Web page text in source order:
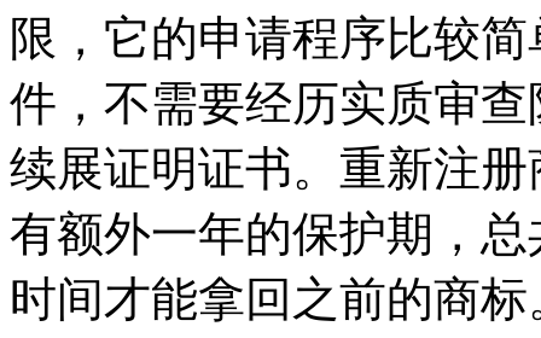
限，它的申请程序比较
件，不需要经历实质审
续展证明证书。重新注
有额外一年的保护期，
时间才能拿回之前的商标